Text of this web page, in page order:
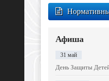
Афиша
31 май
День Защиты